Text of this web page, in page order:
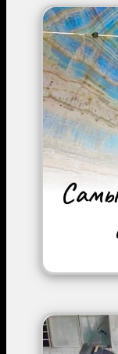
Image
Image